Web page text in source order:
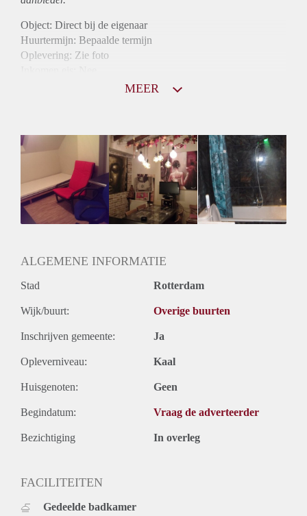
Object: Direct bij de eigenaar
Huurtermijn: Bepaalde termijn
Oplevering: Zie foto
Gedeelde Douche: Ja
Gedeelde woonkamer: Ja
Huisgenoten: Ja
MEER
ALGEMENE INFORMATIE
Stad Rotterdam
Wijk/buurt: Overige buurten
Inschrijven gemeente: Ja
Opleverniveau: Kaal
Huisgenoten: Geen
Begindatum: Vraag de adverteerder
Bezichtiging In overleg
FACILITEITEN
Gedeelde badkamer